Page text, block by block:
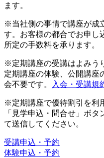
ます。
※当社側の事情で講座が成
す。お客様の都合でお申し
所定の手数料を承ります。
※定期講座の受講はよみう
定期講座の体験、公開講座
会不要です。
入会・受講規
※定期講座で優待割引を利
「見学申込・問合せ」ボ
て送信してください。
受講申込・予約
体験申込・予約